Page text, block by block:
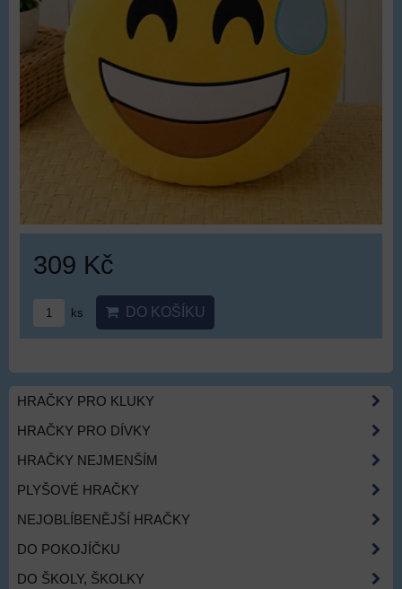
309 Kč
ks DO KOŠÍKU
HRAČKY PRO KLUKY
HRAČKY PRO DÍVKY
HRAČKY NEJMENŠÍM
PLYŠOVÉ HRAČKY
NEJOBLÍBENĚJŠÍ HRAČKY
DO POKOJÍČKU
DO ŠKOLY, ŠKOLKY